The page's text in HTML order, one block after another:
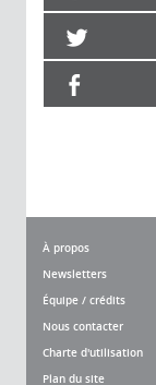
À propos
Newsletters
Équipe / crédits
Nous contacter
Charte d'utilisation
Plan du site